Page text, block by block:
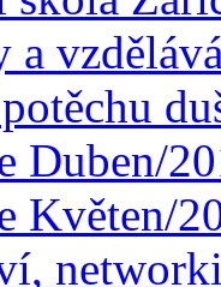
Duben/
Květen/